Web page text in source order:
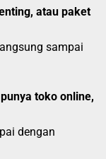
atau paket
sampai
punya toko online,
dengan